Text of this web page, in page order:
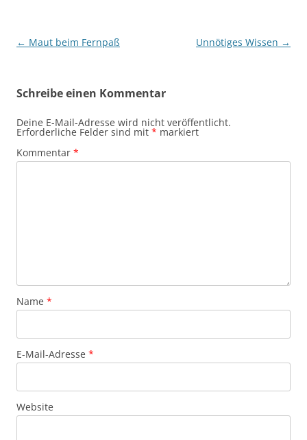
Beitragsnavigation
← Maut beim Fernpaß Unnötiges Wissen →
Schreibe einen Kommentar
Deine E-Mail-Adresse wird nicht veröffentlicht.
Erforderliche Felder sind mit * markiert
Kommentar *
Name *
E-Mail-Adresse *
Website